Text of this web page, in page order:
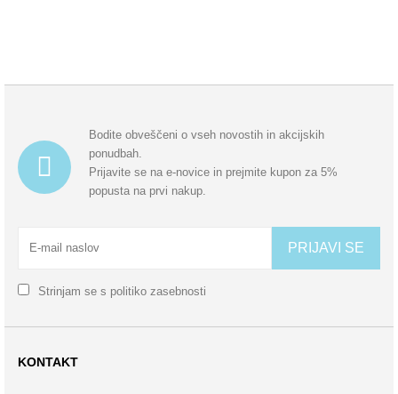
Bodite obveščeni o vseh novostih in akcijskih
ponudbah.
Prijavite se na e-novice in prejmite kupon za 5%
popusta na prvi nakup.
PRIJAVI SE
Strinjam se s politiko zasebnosti
KONTAKT